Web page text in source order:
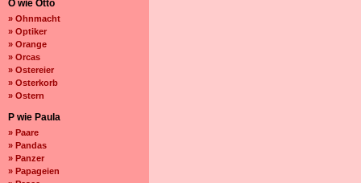
O wie Otto
» Ohnmacht
» Optiker
» Orange
» Orcas
» Ostereier
» Osterkorb
» Ostern
P wie Paula
» Paare
» Pandas
» Panzer
» Papageien